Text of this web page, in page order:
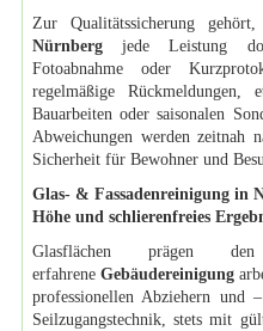
Zur Qualitätssicherung
Nürnberg jede Leistung
Fotoabnahme oder
regelmäßige Rückmeldungen,
Bauarbeiten oder saisonalen
Abweichungen werden zeitnah
Sicherheit für Bewohner und
Glas- & Fassadenreinigung in
Höhe und schlierenfreies
Glasflächen prägen
erfahreneGebäudereinigung
professionellen Abziehern und
Seilzugangstechnik, stets mit